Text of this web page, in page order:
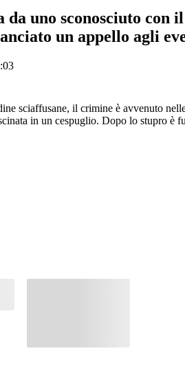
uno sconosciuto
un appello agli
sciaffusane, il crimine è avvenuto
in un cespuglio. Dopo lo stupro è